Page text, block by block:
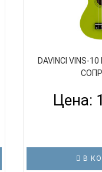
DAVINCI VINS-
Цена:
В